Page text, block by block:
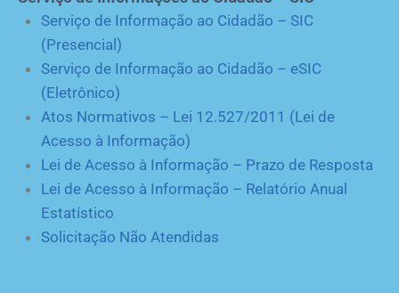
Serviço de Informação ao Cidadão – SIC
(Presencial)
Serviço de Informação ao Cidadão – eSIC
(Eletrônico)
Atos Normativos – Lei 12.527/2011 (Lei de
Acesso à Informação)
Lei de Acesso à Informação – Prazo de Resposta
Lei de Acesso à Informação – Relatório Anual
Estatístico
Solicitação Não Atendidas